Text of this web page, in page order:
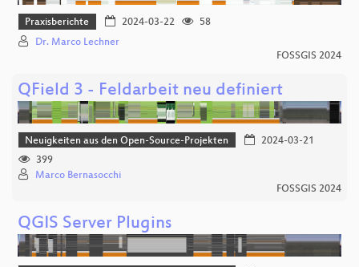
Praxisberichte 2024-03-22
58
Dr. Marco Lechner
FOSSGIS 2024
QField 3 - Feldarbeit neu definiert
Neuigkeiten aus den Open-Source-Projekten
2024-03-21
399
Marco Bernasocchi
FOSSGIS 2024
QGIS Server Plugins